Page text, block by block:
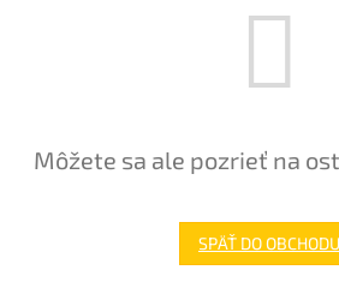
Môžete sa ale pozrieť na
SPÄŤ DO OBCHODU